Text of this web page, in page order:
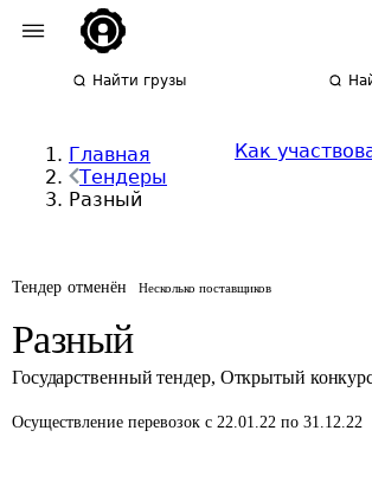
Найти грузы
Главная
Тендеры
Разный
Как
Тендер отменён Несколько поставщиков
Разный
Государственный тендер, Открытый
Осуществление перевозок с 22.01.22 по 31.12.22